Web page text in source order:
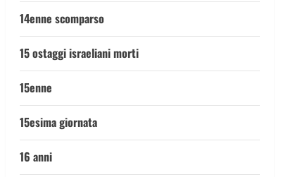
14enne scomparso
15 ostaggi israeliani morti
15enne
15esima giornata
16 anni